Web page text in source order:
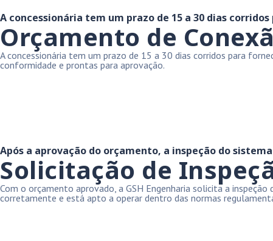
A concessionária tem um prazo de 15 a 30 dias
Orçamento de
A concessionária tem um prazo de 15 a 30 dias corridos para
conformidade e prontas para aprovação.
Após a aprovação do orçamento, a inspeção do
Solicitação de
Com o orçamento aprovado, a GSH Engenharia solicita a
corretamente e está apto a operar dentro das normas